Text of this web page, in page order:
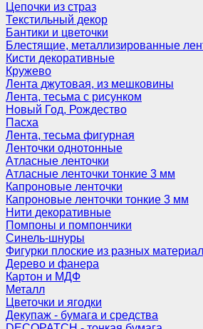
Цепочки из страз
Текстильный декор
Бантики и цветочки
Блестящие, металлизированные
Кисти декоративные
Кружево
Лента джутовая, из мешковины
Лента, тесьма с рисунком
Новый Год, Рождество
Пасха
Лента, тесьма фигурная
Ленточки однотонные
Атласные ленточки
Атласные ленточки тонкие 3 мм
Капроновые ленточки
Капроновые ленточки тонкие 3 мм
Нити декоративные
Помпоны и помпончики
Синель-шнуры
Фигурки плоские из разных
Дерево и фанера
Картон и МДФ
Металл
Цветочки и ягодки
Декупаж - бумага и средства